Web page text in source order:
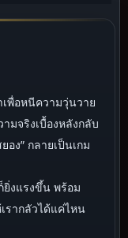
พื่อหนีความวุ่นวาย
มจริงเบื้องหลังกลับ
ง” กลายเป็นเกม
งแรงขึ้น พร้อม
รากลัวได้แค่ไหน